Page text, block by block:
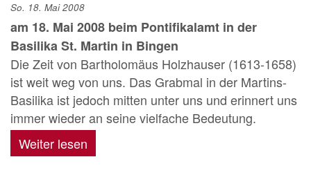
So. 18. Mai 2008
am 18. Mai 2008 beim Pontifikalamt in der
Basilika St. Martin in Bingen
Die Zeit von Bartholomäus Holzhauser (1613-1658)
ist weit weg von uns. Das Grabmal in der Martins-
Basilika ist jedoch mitten unter uns und erinnert uns
immer wieder an seine vielfache Bedeutung.
Weiter lesen